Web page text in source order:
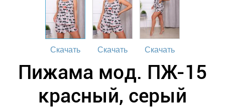
Скачать Скачать Скачать
Пижама мод. ПЖ-15
красный, серый